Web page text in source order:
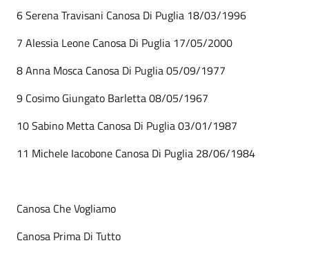
6 Serena Travisani Canosa Di Puglia 18/03/1996
7 Alessia Leone Canosa Di Puglia 17/05/2000
8 Anna Mosca Canosa Di Puglia 05/09/1977
9 Cosimo Giungato Barletta 08/05/1967
10 Sabino Metta Canosa Di Puglia 03/01/1987
11 Michele Iacobone Canosa Di Puglia 28/06/1984
Canosa Che Vogliamo
Canosa Prima Di Tutto